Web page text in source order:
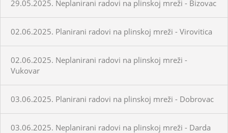
29.05.2025. Neplanirani radovi na plinskoj mreži - Bizovac
02.06.2025. Planirani radovi na plinskoj mreži - Virovitica
02.06.2025. Neplanirani radovi na plinskoj mreži -
Vukovar
03.06.2025. Planirani radovi na plinskoj mreži - Dobrovac
03.06.2025. Neplanirani radovi na plinskoj mreži - Darda